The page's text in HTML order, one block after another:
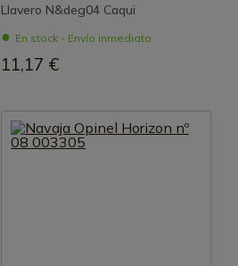
Llavero N&deg04 Caqui
En stock - Envío inmediato
11,17 €